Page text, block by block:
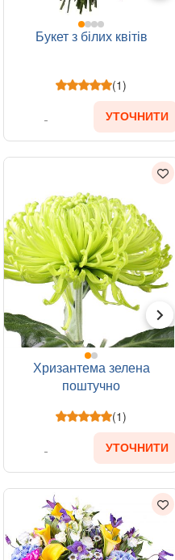
Букет з білих квітів
(1)
УТОЧНИТИ
Хризантема зелена
поштучно
(1)
УТОЧНИТИ